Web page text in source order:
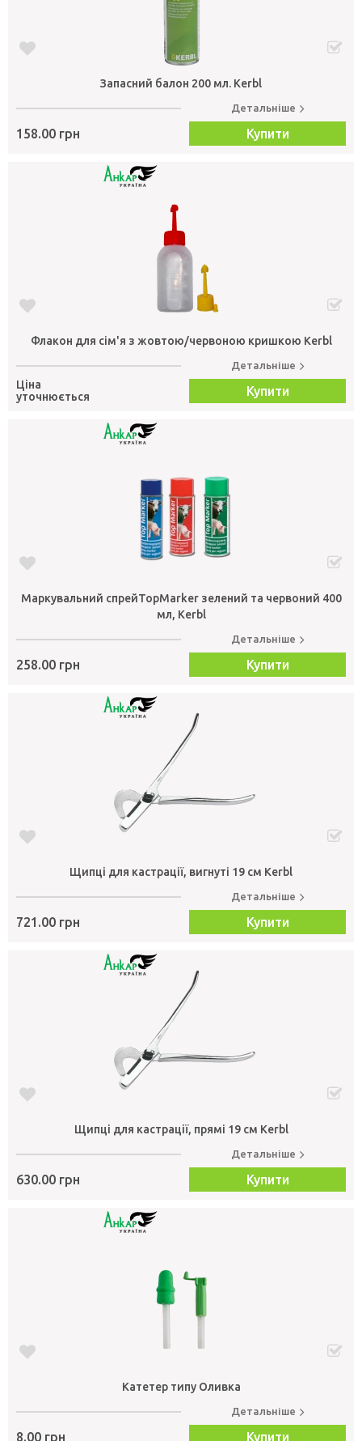
Запасний балон 200 мл. Kerbl
158.00 грн
Детальніше
Купити
Флакон для сім'я з жовтою/червоною кришкою Kerbl
Ціна
уточнюється
Детальніше
Купити
Маркувальний спрейTopMarker зелений та червоний 400
мл, Kerbl
258.00 грн
Детальніше
Купити
Щипці для кастрації, вигнуті 19 см Kerbl
721.00 грн
Детальніше
Купити
Щипці для кастрації, прямi 19 см Kerbl
630.00 грн
Детальніше
Купити
Катетер типу Оливка
8.00 грн
Детальніше
Купити